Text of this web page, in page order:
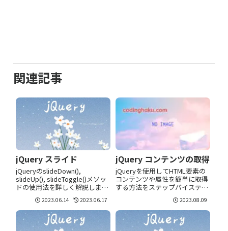
関連記事
jQuery スライド
jQueryのslideDown(),
slideUp(), slideToggle()メソッ
ドの使用法を詳しく解説しま
す。スライドアニメーションを
使って、ユーザーフレンドリー
なウェブページを作る方法を学
びましょう。
2023.06.14 2023.06.17
jQuery コンテンツの取得
jQueryを使用してHTML要素の
コンテンツや属性を簡単に取得
する方法をステップバイステッ
プで解説。初心者でもすぐに実
践できる内容をご紹介します。
2023.08.09